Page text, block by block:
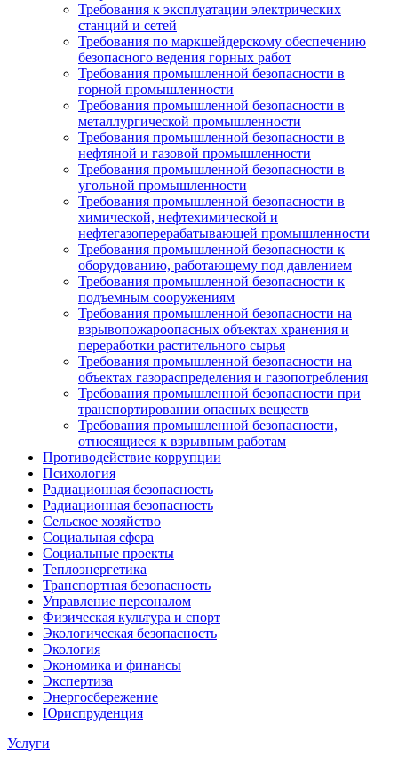
Требования к эксплуатации электрических
станций и сетей
Требования по маркшейдерскому обеспечению
безопасного ведения горных работ
Требования промышленной безопасности в
горной промышленности
Требования промышленной безопасности в
металлургической промышленности
Требования промышленной безопасности в
нефтяной и газовой промышленности
Требования промышленной безопасности в
угольной промышленности
Требования промышленной безопасности в
химической, нефтехимической и
нефтегазоперерабатывающей промышленности
Требования промышленной безопасности к
оборудованию, работающему под давлением
Требования промышленной безопасности к
подъемным сооружениям
Требования промышленной безопасности на
взрывопожароопасных объектах хранения и
переработки растительного сырья
Требования промышленной безопасности на
объектах газораспределения и газопотребления
Требования промышленной безопасности при
транспортировании опасных веществ
Требования промышленной безопасности,
относящиеся к взрывным работам
Противодействие коррупции
Психология
Радиационная безопасность
Радиационная безопасность
Сельское хозяйство
Социальная сфера
Социальные проекты
Теплоэнергетика
Транспортная безопасность
Управление персоналом
Физическая культура и спорт
Экологическая безопасность
Экология
Экономика и финансы
Экспертиза
Энергосбережение
Юриспруденция
Услуги